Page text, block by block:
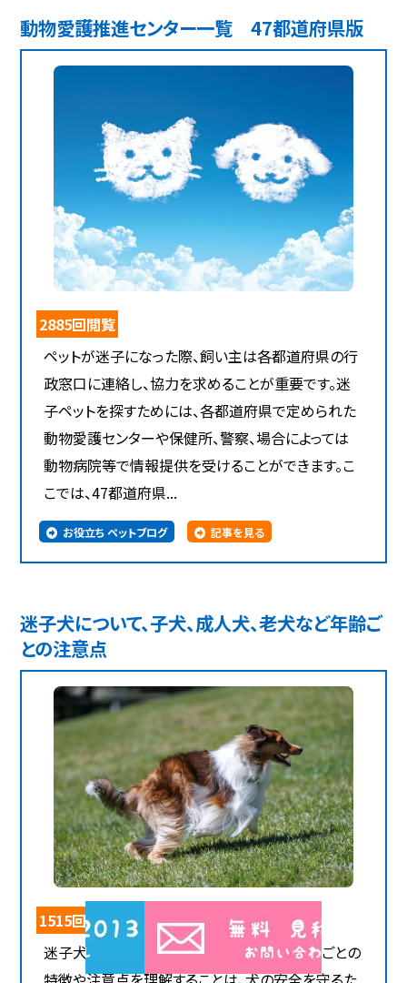
動物愛護推進センター一覧 47都道府県版
2885回閲覧
ペットが迷子になった際、飼い主は各都道府県の行
政窓口に連絡し、協力を求めることが重要です。迷
子ペットを探すためには、各都道府県で定められた
動物愛護センターや保健所、警察、場合によっては
動物病院等で情報提供を受けることができます。こ
こでは、47都道府県...
お役立ち ペットブログ 記事を見る
迷子犬について、子犬、成人犬、老犬など年齢ご
との注意点
1515回閲覧
迷子犬について、子犬、成人犬、老犬など年齢ごとの